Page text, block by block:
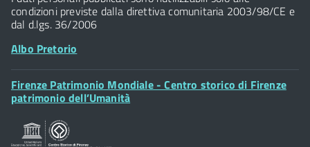
Posta Elettronica Certificata
condizioni previste dalla direttiva comunitaria 2003/98/CE e
dal d.lgs. 36/2006
Albo Pretorio
Footer
Widget
Firenze Patrimonio Mondiale - Centro storico di Firenze
patrimonio dell’Umanità